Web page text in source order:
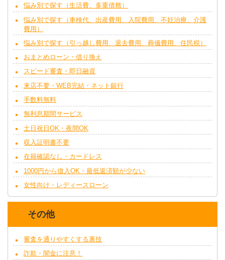
悩み別で探す（生活費、多重債務）
悩み別で探す（車検代、出産費用、入院費用、不妊治療、介護
費用）
悩み別で探す（引っ越し費用、退去費用、葬儀費用、住民税）
おまとめローン・借り換え
スピード審査・即日融資
来店不要・WEB完結・ネット銀行
手数料無料
無利息期間サービス
土日祝日OK・夜間OK
収入証明書不要
在籍確認なし・カードレス
1000円から借入OK・最低返済額が少ない
女性向け・レディースローン
その他
審査を通りやすくする裏技
詐欺・闇金に注意！